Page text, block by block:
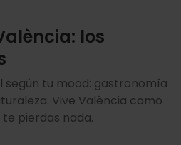
los
según tu mood: gastronomía
Vive València como
pierdas nada.